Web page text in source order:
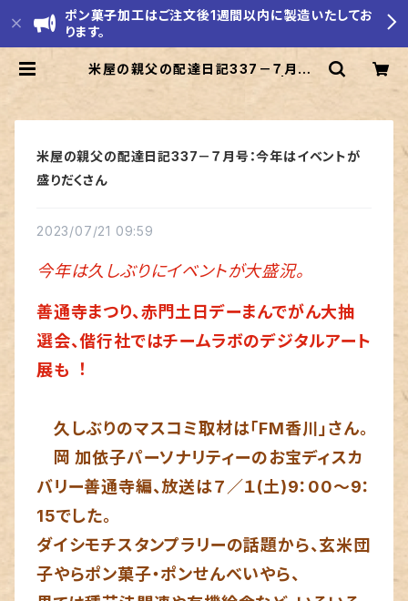
ポン菓子加工はご注文後1週間以内に製造いたしてお
ります。
米屋の親父の配達日記337－７月号：
米屋の親父の配達日記337－７月号：今年はイベントが
盛りだくさん
2023/07/21 09:59
今年は久しぶりにイベントが大盛況。
善通寺まつり、赤門土日デーまんでがん大抽
選会、偕行社ではチームラボのデジタルアート
展も︕
久しぶりのマスコミ取材は「FM香川」さん。
岡 加依子パーソナリティーのお宝ディスカ
バリー善通寺編、放送は７／１(土)9：00～9：
15でした。
ダイシモチスタンプラリーの話題から、玄米団
子やらポン菓子・ポンせんべいやら、